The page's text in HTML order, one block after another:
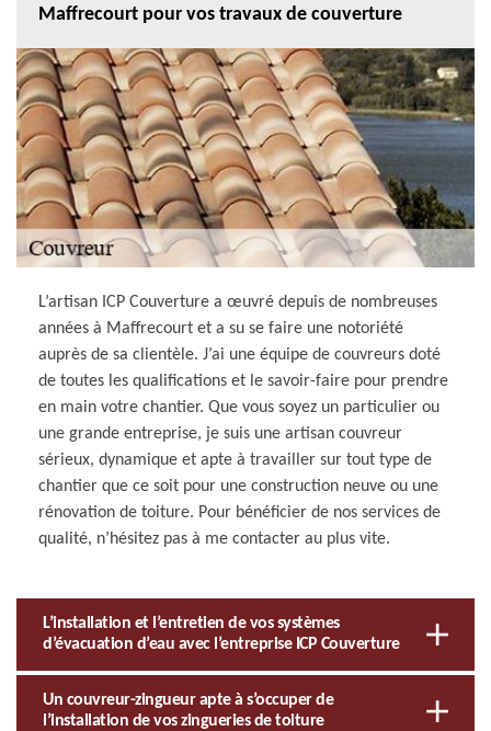
Maffrecourt pour vos travaux de couverture
L’artisan ICP Couverture a œuvré depuis de nombreuses
années à Maffrecourt et a su se faire une notoriété
auprès de sa clientèle. J’ai une équipe de couvreurs doté
de toutes les qualifications et le savoir-faire pour prendre
en main votre chantier. Que vous soyez un particulier ou
une grande entreprise, je suis une artisan couvreur
sérieux, dynamique et apte à travailler sur tout type de
chantier que ce soit pour une construction neuve ou une
rénovation de toiture. Pour bénéficier de nos services de
qualité, n’hésitez pas à me contacter au plus vite.
L’installation et l’entretien de vos systèmes
d’évacuation d’eau avec l’entreprise ICP Couverture
Un couvreur-zingueur apte à s’occuper de
l’installation de vos zingueries de toiture